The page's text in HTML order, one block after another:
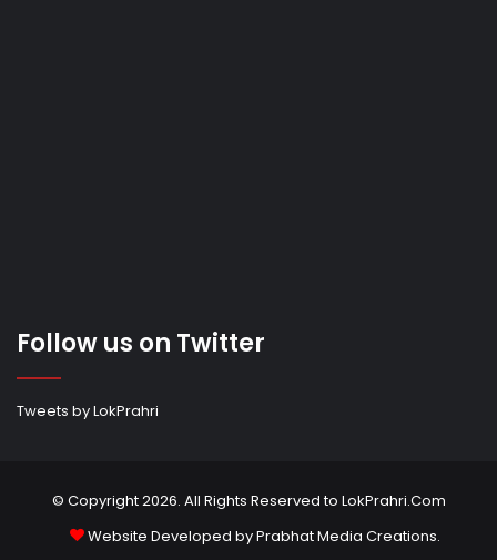
Follow us on Twitter
Tweets by LokPrahri
© Copyright 2026. All Rights Reserved to LokPrahri.Com
Website Developed byPrabhat Media Creations.